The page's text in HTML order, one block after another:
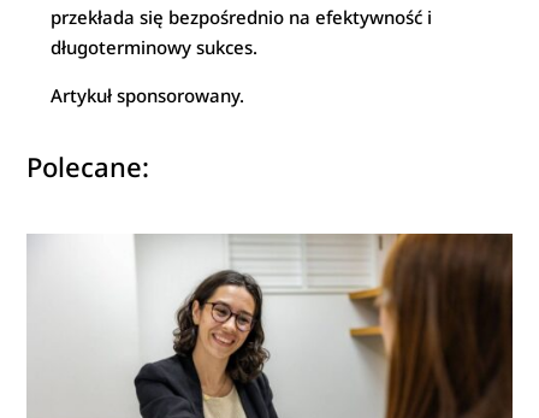
przekłada się bezpośrednio na efektywność i
długoterminowy sukces.
Artykuł sponsorowany.
Polecane: